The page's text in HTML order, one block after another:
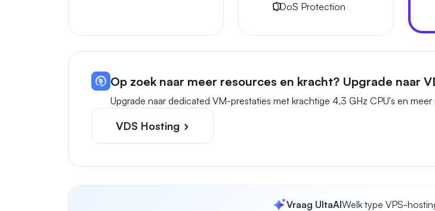
DDoS Protection
Op zoek naar meer resources en kracht? Upgrade naar
Upgrade naar dedicated VM-prestaties met krachtige 4,3 GHz CPU's en
VDS Hosting
Vraag UltaAIWelk type VPS-